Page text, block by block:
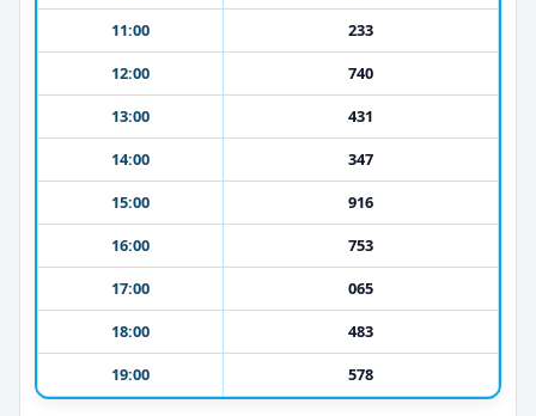
11:00
233
12:00
740
13:00
431
14:00
347
15:00
916
16:00
753
17:00
065
18:00
483
19:00
578